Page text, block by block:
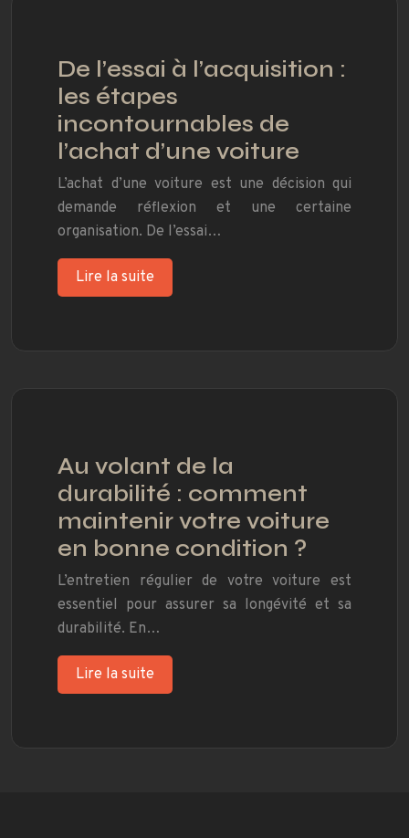
De l’essai à l’acquisition :
les étapes
incontournables de
l’achat d’une voiture
L’achat d’une voiture est une décision qui
demande réflexion et une certaine
organisation. De l’essai…
Lire la suite
Au volant de la
durabilité : comment
maintenir votre voiture
en bonne condition ?
L’entretien régulier de votre voiture est
essentiel pour assurer sa longévité et sa
durabilité. En…
Lire la suite